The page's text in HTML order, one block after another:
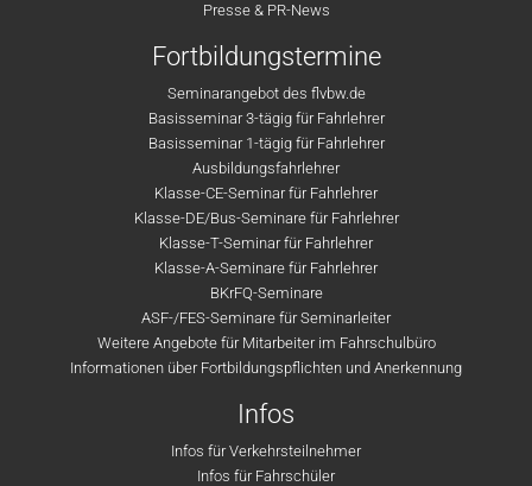
Presse & PR-News
Fortbildungstermine
Seminarangebot des flvbw.de
Basisseminar 3-tägig für Fahrlehrer
Basisseminar 1-tägig für Fahrlehrer
Ausbildungsfahrlehrer
Klasse-CE-Seminar für Fahrlehrer
Klasse-DE/Bus-Seminare für Fahrlehrer
Klasse-T-Seminar für Fahrlehrer
Klasse-A-Seminare für Fahrlehrer
BKrFQ-Seminare
ASF-/FES-Seminare für Seminarleiter
Weitere Angebote für Mitarbeiter im Fahrschulbüro
Informationen über Fortbildungspflichten und Anerkennung
Infos
Infos für Verkehrsteilnehmer
Infos für Fahrschüler